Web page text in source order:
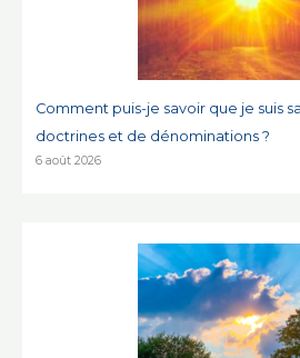
Comment puis-je savoir que je suis
doctrines et de dénominations ?
6 août 2026